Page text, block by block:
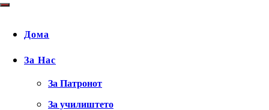
Дома
За Нас
За Патронот
За училиштето